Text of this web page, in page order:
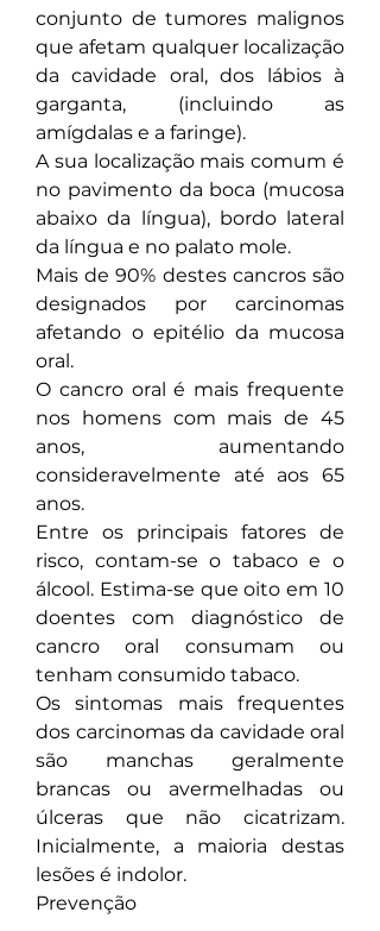
conjunto de tumores malignos
que afetam qualquer localização
da cavidade oral, dos lábios à
garganta, (incluindo as
amígdalas e a faringe).
A sua localização mais comum é
no pavimento da boca (mucosa
abaixo da língua), bordo lateral
da língua e no palato mole.
Mais de 90% destes cancros são
designados por carcinomas
afetando o epitélio da mucosa
oral.
O cancro oral é mais frequente
nos homens com mais de 45
anos, aumentando
consideravelmente até aos 65
anos.
Entre os principais fatores de
risco, contam-se o tabaco e o
álcool. Estima-se que oito em 10
doentes com diagnóstico de
cancro oral consumam ou
tenham consumido tabaco.
Os sintomas mais frequentes
dos carcinomas da cavidade oral
são manchas geralmente
brancas ou avermelhadas ou
úlceras que não cicatrizam.
Inicialmente, a maioria destas
lesões é indolor.
Prevenção